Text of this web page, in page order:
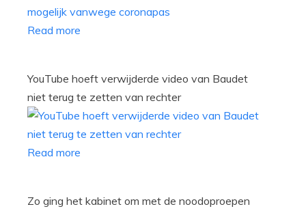
Read more
YouTube hoeft verwijderde video van Baudet
niet terug te zetten van rechter
Read more
Zo ging het kabinet om met de noodoproepen